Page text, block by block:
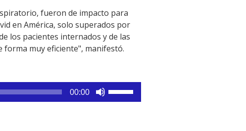
fueron de impacto para
en América, solo superados por
los pacientes internados y de las
forma muy eficiente", manifestó.
00:00